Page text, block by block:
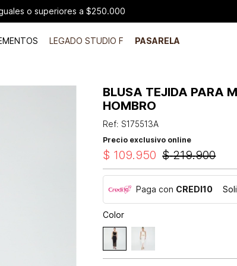
o superiores a $250.000
LEGADO STUDIO F PASARELA
BLUSA TEJIDA PARA
HOMBRO
Ref:S175513A
Precio exclusivo online
$ 219.900
$ 109.950
Paga con CREDI10
Color